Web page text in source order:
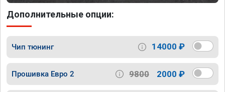
Дополнительные опции:
Чип тюнинг 14000 ₽
Прошивка Евро 2 9800 2000 ₽